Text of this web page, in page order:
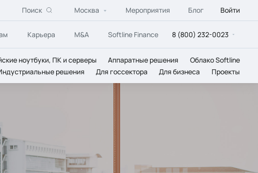
Поиск Москва Мероприятия Блог Войти
Карьера M&A Softline Finance 8 (800) 232-0023
ноутбуки, ПК и серверы Аппаратные решения
Облако Softline
решения Для госсектора Для бизнеса Проекты